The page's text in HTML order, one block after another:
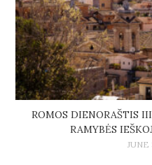
ROMOS DIENORAŠTIS
RAMYBĖS
JUNE